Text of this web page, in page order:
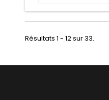
Résultats 1 - 12 sur 33.